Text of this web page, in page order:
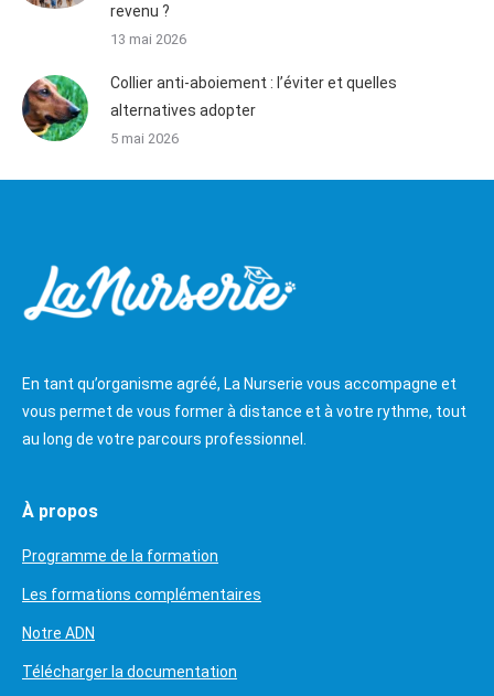
revenu ?
13 mai 2026
Collier anti-aboiement : l’éviter et quelles
alternatives adopter
5 mai 2026
En tant qu’organisme agréé, La Nurserie vous accompagne et
vous permet de vous former à distance et à votre rythme, tout
au long de votre parcours professionnel.
À propos
Programme de la formation
Les formations complémentaires
Notre ADN
Télécharger la documentation